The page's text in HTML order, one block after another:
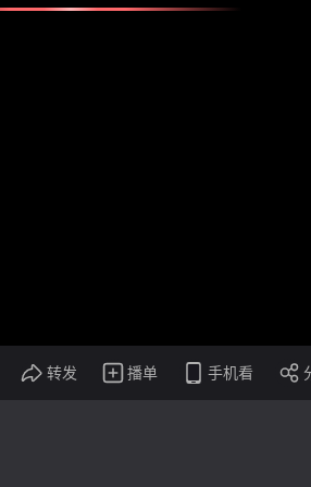
转发 播单 手机看